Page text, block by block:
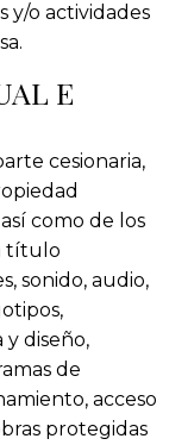
y/o actividades
E
cesionaria,
como de los
título
sonido, audio,
diseño,
de
acceso
protegidas